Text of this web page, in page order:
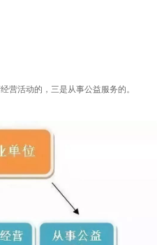
营活动的，三是从事公益服务的。